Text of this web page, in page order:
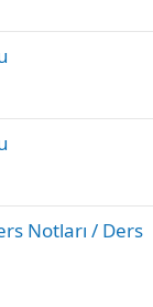
Notları / Ders